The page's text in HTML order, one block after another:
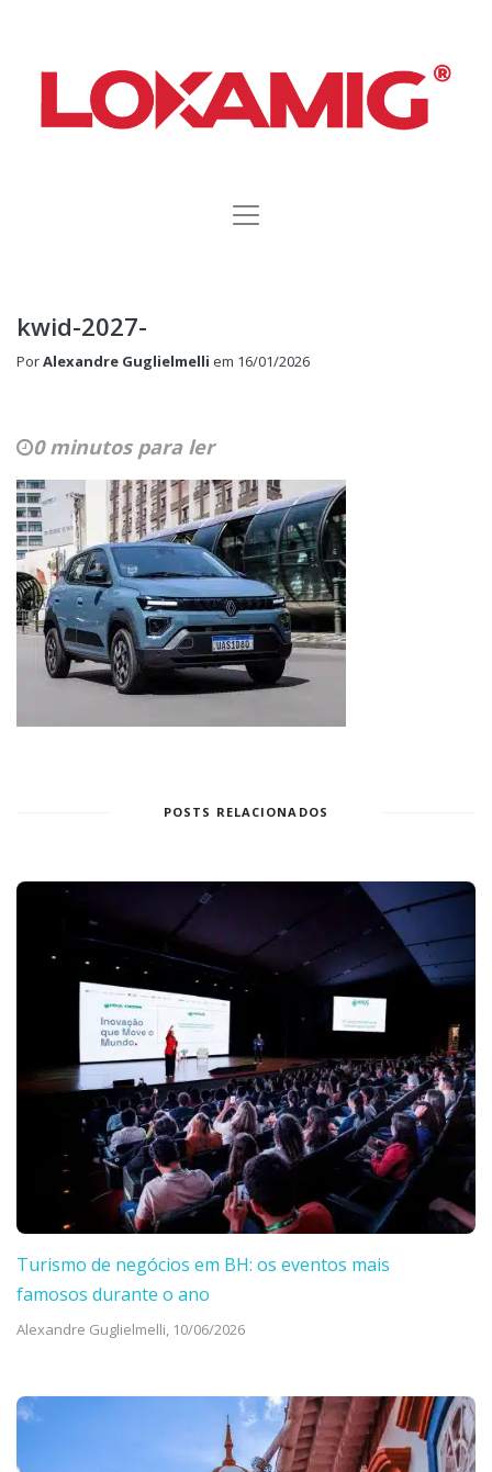
kwid-2027-
PorAlexandre Guglielmelli em 16/01/2026
0 minutos para ler
POSTS RELACIONADOS
Turismo de negócios em BH: os eventos mais
famosos durante o ano
Alexandre Guglielmelli, 10/06/2026